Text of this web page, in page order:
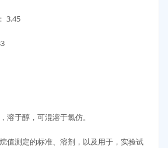
3.45
于醇，可混溶于氯仿。
测定的标准、溶剂，以及用于，实验试